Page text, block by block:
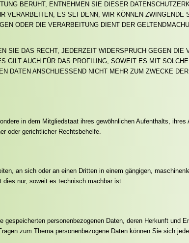
BERUHT, ENTNEHMEN SIE DIESER
VERARBEITEN, ES SEI DENN, WIR KÖNNEN ZWINGENDE
ODER DIE VERARBEITUNG DIENT DER
SIE DAS RECHT, JEDERZEIT WIDERSPRUCH GEGEN DIE
GILT AUCH FÜR DAS PROFILING, SOWEIT ES MIT
DATEN ANSCHLIESSEND NICHT MEHR ZUM ZWECKE DER
in dem Mitgliedstaat ihres gewöhnlichen Aufenthalts, ihres
oder gerichtlicher Rechtsbehelfe.
an sich oder an einen Dritten in einem gängigen,
dies nur, soweit es technisch machbar ist.
personenbezogenen Daten, deren Herkunft und
zum Thema personenbezogene Daten können Sie sich